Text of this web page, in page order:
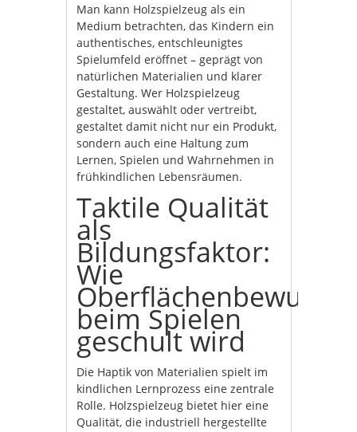
Man kann Holzspielzeug als ein
Medium betrachten, das Kindern ein
authentisches, entschleunigtes
Spielumfeld eröffnet – geprägt von
natürlichen Materialien und klarer
Gestaltung. Wer Holzspielzeug
gestaltet, auswählt oder vertreibt,
gestaltet damit nicht nur ein Produkt,
sondern auch eine Haltung zum
Lernen, Spielen und Wahrnehmen in
frühkindlichen Lebensräumen.
Taktile Qualität
als
Bildungsfaktor:
Wie
beim Spielen
geschult wird
Die Haptik von Materialien spielt im
kindlichen Lernprozess eine zentrale
Rolle. Holzspielzeug bietet hier eine
Qualität, die industriell hergestellte